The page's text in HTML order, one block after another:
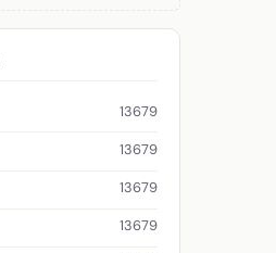
13679
13679
13679
13679